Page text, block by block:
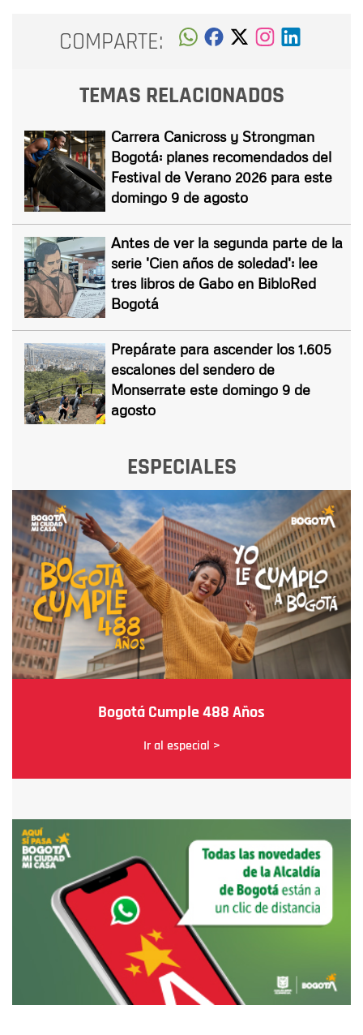
COMPARTE:
TEMAS RELACIONADOS
Carrera Canicross y Strongman
Bogotá: planes recomendados del
Festival de Verano 2026 para este
domingo 9 de agosto
Antes de ver la segunda parte de la
serie 'Cien años de soledad': lee
tres libros de Gabo en BibloRed
Bogotá
Prepárate para ascender los 1.605
escalones del sendero de
Monserrate este domingo 9 de
agosto
ESPECIALES
Bogotá Cumple 488 Años
Ir al especial >